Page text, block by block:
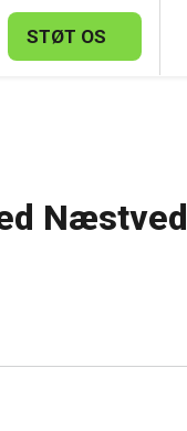
STØT OS
Næstved